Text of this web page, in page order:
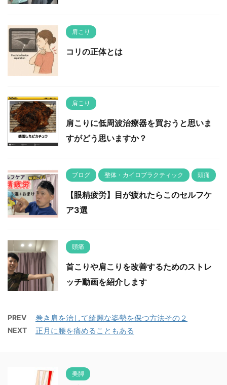
肩こり
コリの正体とは
肩こり
肩こりに低周波治療器を買おうと思いま
すがどう思いますか？
ブログ 整体・カイロプラクティック 頭痛
【眼精疲労】目が疲れたらこのセルフケ
ア3選
頭痛
首こりや肩こりを改善するためのストレ
ッチ動画を紹介します
PREV 巻き肩を治して綺麗な姿勢を保つ方法その２
NEXT 正月に腰を痛めることもある
美脚